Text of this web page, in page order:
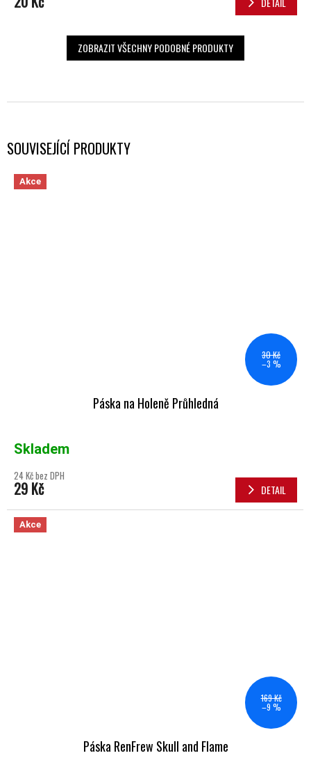
SOUVISEJÍCÍ PRODUKTY
Akce
30 Kč
–3 %
Páska na Holeně Průhledná
Skladem
24 Kč bez DPH
29 Kč DETAIL
Akce
169 Kč
–9 %
Páska RenFrew Skull and Flame
ZOBRAZIT VŠECHNY PODOBNÉ PRODUKTY